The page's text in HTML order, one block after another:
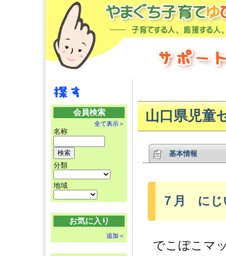
会員検索
全て表示＞
名称
分類
地域
お気に入り
追加＜
山口県児童
基本情報
７月 にじ
でこぼこマ